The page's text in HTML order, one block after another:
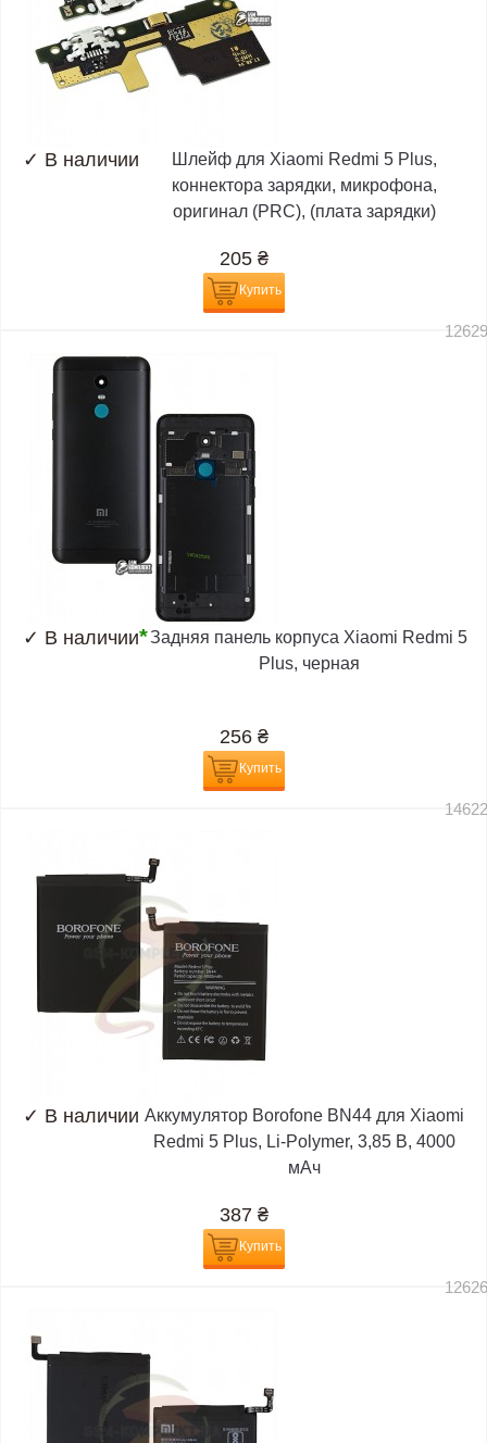
✓ В наличии
Шлейф для Xiaomi Redmi 5 Plus,
коннектора зарядки, микрофона,
оригинал (PRC), (плата зарядки)
205 ₴
Купить
✓ В наличии*Задняя панель корпуса Xiaomi Redmi 5
Plus, черная
256 ₴
Купить
✓ В наличии Аккумулятор Borofone BN44 для Xiaomi
Redmi 5 Plus, Li-Polymer, 3,85 B, 4000
мАч
387 ₴
Купить